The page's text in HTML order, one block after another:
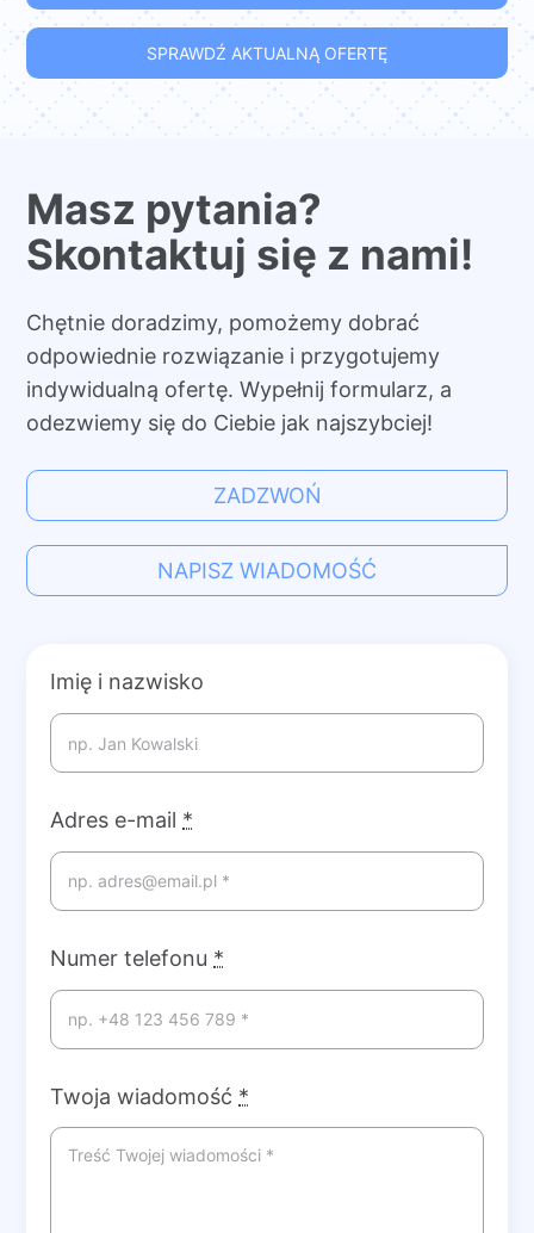
SPRAWDŹ AKTUALNĄ OFERTĘ
Masz pytania?
Skontaktuj się z nami!
Chętnie doradzimy, pomożemy dobrać
odpowiednie rozwiązanie i przygotujemy
indywidualną ofertę. Wypełnij formularz, a
odezwiemy się do Ciebie jak najszybciej!
ZADZWOŃ
NAPISZ WIADOMOŚĆ
Imię i nazwisko
Adres e-mail *
Numer telefonu *
Twoja wiadomość *